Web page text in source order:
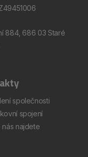
884, 686 03 Staré
společnosti
spojení
nás najdete